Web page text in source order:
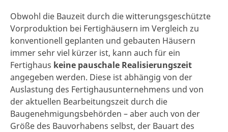
Obwohl die Bauzeit durch die witterungsgeschützte
Vorproduktion bei Fertighäusern im Vergleich zu
konventionell geplanten und gebauten Häusern
immer sehr viel kürzer ist, kann auch für ein
Fertighaus keine pauschale Realisierungszeit
angegeben werden. Diese ist abhängig von der
Auslastung des Fertighausunternehmens und von
der aktuellen Bearbeitungszeit durch die
Baugenehmigungsbehörden – aber auch von der
Größe des Bauvorhabens selbst, der Bauart des